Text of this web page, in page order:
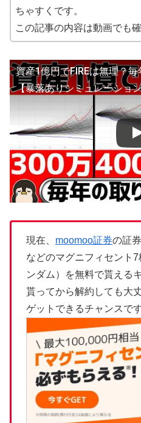
ちゃすくです。
この記事の内容は動画でも
資産1億円でFIREは無理？
【暴落ありシミュレーショ
現在、 moomoo証券の証
などのマグニフィセント
ンダム）を無料で貰える
貰ってから解約しても大
ゲットできるチャンスです